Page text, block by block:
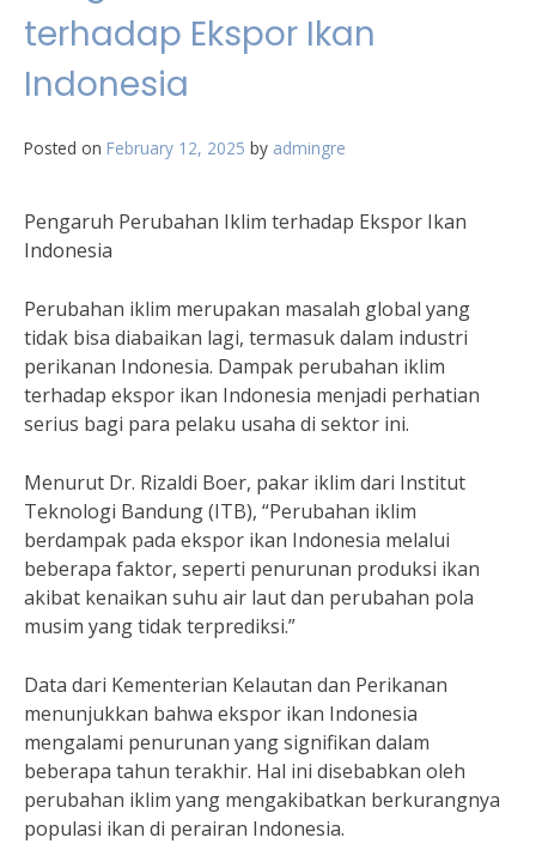
terhadap Ekspor Ikan
Indonesia
Posted on February 12, 2025 by admingre
Pengaruh Perubahan Iklim terhadap Ekspor Ikan
Indonesia
Perubahan iklim merupakan masalah global yang
tidak bisa diabaikan lagi, termasuk dalam industri
perikanan Indonesia. Dampak perubahan iklim
terhadap ekspor ikan Indonesia menjadi perhatian
serius bagi para pelaku usaha di sektor ini.
Menurut Dr. Rizaldi Boer, pakar iklim dari Institut
Teknologi Bandung (ITB), “Perubahan iklim
berdampak pada ekspor ikan Indonesia melalui
beberapa faktor, seperti penurunan produksi ikan
akibat kenaikan suhu air laut dan perubahan pola
musim yang tidak terprediksi.”
Data dari Kementerian Kelautan dan Perikanan
menunjukkan bahwa ekspor ikan Indonesia
mengalami penurunan yang signifikan dalam
beberapa tahun terakhir. Hal ini disebabkan oleh
perubahan iklim yang mengakibatkan berkurangnya
populasi ikan di perairan Indonesia.